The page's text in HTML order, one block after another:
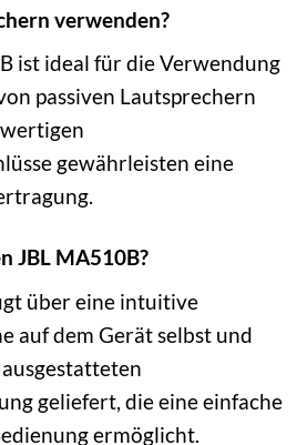
verwenden?
ist ideal für die Verwendung
passiven Lautsprechern
gewährleisten eine
JBL MA510B?
über eine intuitive
auf dem Gerät selbst und
geliefert, die eine einfache
ermöglicht.